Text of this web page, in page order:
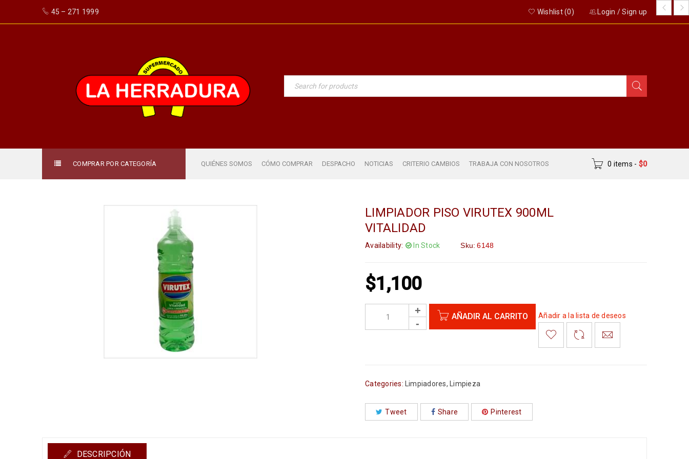
45 – 271 1999 Login /Sign up
Wishlist (0)
COMPRAR POR CATEGORÍA QUIÉNES SOMOS CÓMO COMPRAR DESPACHO NOTICIAS CRITERIO CAMBIOS TRABAJA CON NOSOTROS 0 items - $0
LIMPIADOR PISO VIRUTEX 900ML
VITALIDAD
Availability: In Stock Sku: 6148
$1,100
AÑADIR AL CARRITO Añadir a la lista de deseos
Categories: Limpiadores, Limpieza
Tweet Share Pinterest
DESCRIPCIÓN